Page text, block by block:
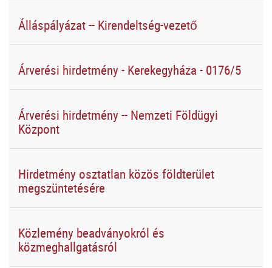
Álláspályázat -- Kirendeltség-vezető
Árverési hirdetmény - Kerekegyháza - 0176/5
Árverési hirdetmény -- Nemzeti Földügyi
Központ
Hirdetmény osztatlan közös földterület
megszüntetésére
Közlemény beadványokról és
közmeghallgatásról